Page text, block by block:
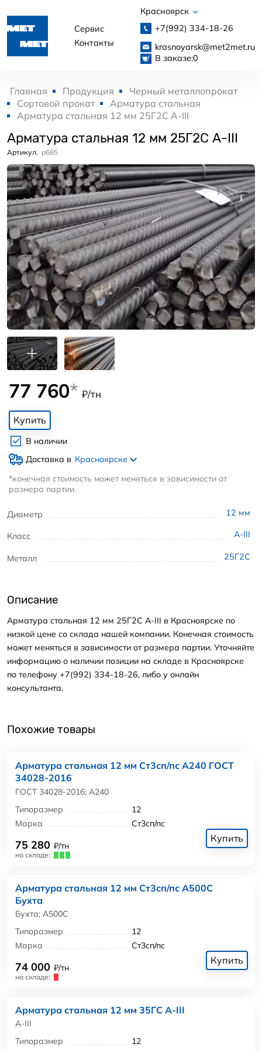
Сервис
Контакты
Красноярск
+7(992) 334-18-26
krasnoyarsk@met2met.ru
В заказе:0
Главная Продукция
Черный металлопрокат
Сортовой прокат
Арматура стальная
Арматура стальная 12 мм 25Г2С А-III
Арматура стальная 12 мм 25Г2С А-III
Артикул. p685
Диаметр 12 мм
Класс А-III
Металл 25Г2С
77 760* ₽/тн
Купить
В наличии
Доставка в Красноярске
*конечная стоимость может меняться в зависимости от
размера партии.
Описание
Арматура стальная 12 мм 25Г2С А-III в Красноярске по
низкой цене со склада нашей компании. Конечная стоимость
может меняться в зависимости от размера партии. Уточняйте
информацию о наличии позиции на складе в Красноярске
по телефону +7(992) 334-18-26, либо у онлайн
консультанта.
Похожие товары
Арматура стальная 12 мм Ст3сп/пс А240 ГОСТ
34028-2016
ГОСТ 34028-2016; А240
Типоразмер
12
Марка
Ст3сп/пс
75 280 ₽/тн
на складе:
Купить
Арматура стальная 12 мм Ст3сп/пс А500С
Бухта
Бухта; А500С
Типоразмер
12
Марка
Ст3сп/пс
74 000 ₽/тн
на складе:
Купить
Арматура стальная 12 мм 35ГС А-III
А-III
Типоразмер
12